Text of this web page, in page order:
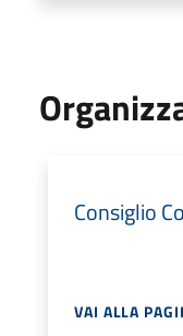
Consiglio
VAI ALLA